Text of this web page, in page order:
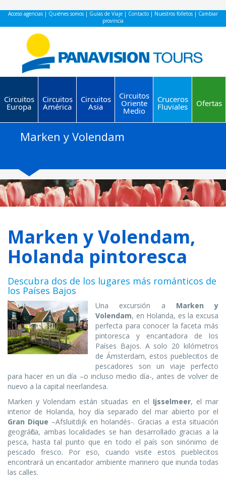
Acceso agencias | Quiénes somos | Guías de Viaje | Contacto | Nuestros folletos | Cambiar
provincia
Circuitos
Europa
Circuitos
América
Circuitos
Asia
Circuitos
Oriente
Medio
Cruceros
Fluviales Ofertas
Marken y Volendam
Marken y Volendam,
Holanda pintoresca
Descubra dos de los lugares más románticos de
los Países Bajos
Una excursión a Marken y
Volendam, en Holanda, es la excusa
perfecta para conocer la faceta más
pintoresca y encantadora de los
Países Bajos. A solo 20 kilómetros
de Ámsterdam, estos pueblecitos de
pescadores son un viaje perfecto
para hacer en un día –o incluso medio día-, antes de volver de
nuevo a la capital neerlandesa.
Marken y Volendam están situadas en el Ijsselmeer, el mar
interior de Holanda, hoy día separado del mar abierto por el
Gran Dique –Afsluitdijk en holandés-. Gracias a esta situación
geográfica, ambas localidades se han desarrollado gracias a la
pesca, hasta tal punto que en todo el país son sinónimo de
pescado fresco. Por eso, cuando visite estos pueblecitos
encontrará un encantador ambiente marinero que inunda todas
las calles.